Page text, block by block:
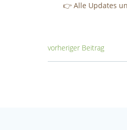
👉 Alle Updates
Post
vorheriger Beitrag